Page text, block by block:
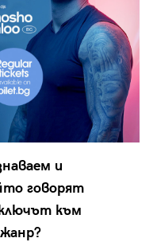
и
говорят
към